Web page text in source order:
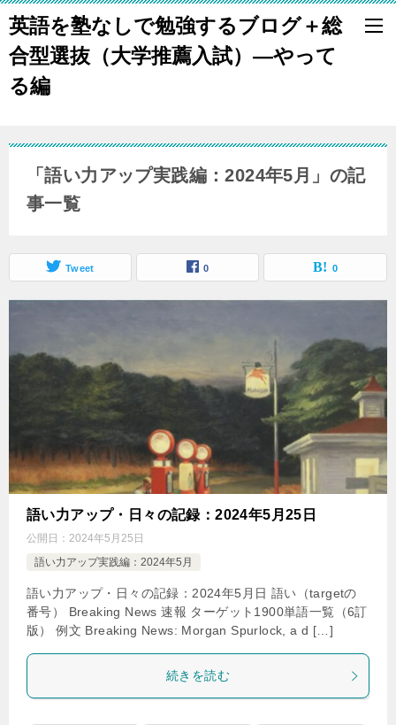
英語を塾なしで勉強するブログ＋総
合型選抜（大学推薦入試）―やって
る編
「語い力アップ実践編：2024年5月」の記
事一覧
Tweet 0 0
語い力アップ・日々の記録：2024年5月25日
公開日： 2024年5月25日
語い力アップ実践編：2024年5月
語い力アップ・日々の記録：2024年5月日 語い（targetの
番号） Breaking News 速報 ターゲット1900単語一覧（6訂
版） 例文 Breaking News: Morgan Spurlock, a d […]
続きを読む